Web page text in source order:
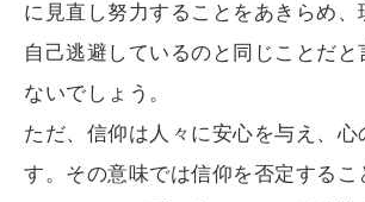
に見直し努力することをあきらめ、
自己逃避しているのと同じことだと
ないでしょう。
ただ、信仰は人々に安心を与え、心
す。その意味では信仰を否定するこ